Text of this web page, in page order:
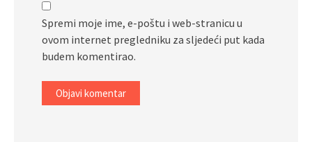
Spremi moje ime, e-poštu i web-stranicu u
ovom internet pregledniku za sljedeći put kada
budem komentirao.